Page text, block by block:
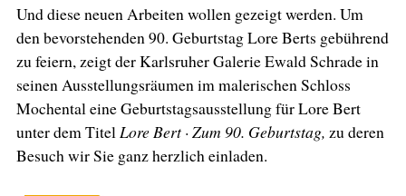
Und diese neuen Arbeiten wollen gezeigt werden. Um
den bevorstehenden 90. Geburtstag Lore Berts gebührend
zu feiern, zeigt der Karlsruher Galerie Ewald Schrade in
seinen Ausstellungsräumen im malerischen Schloss
Mochental eine Geburtstagsausstellung für Lore Bert
unter dem TitelLore Bert · Zum 90. Geburtstag, zu deren
Besuch wir Sie ganz herzlich einladen.